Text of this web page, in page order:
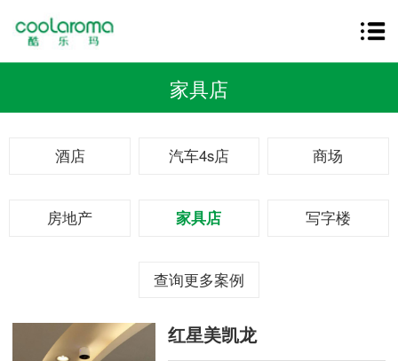
家具店
酒店 汽车4s店 商场
房地产 家具店 写字楼
查询更多案例
红星美凯龙